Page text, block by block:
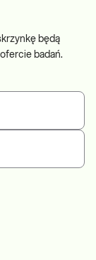
będą
badań.